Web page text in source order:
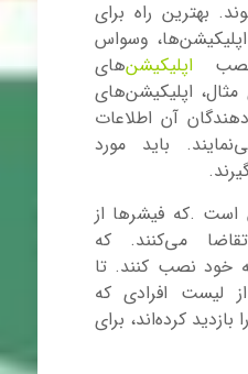
بهترین راه برای
ها، وسواس
نصباپلیکیشنهای
اپلیکیشنهای
آن اطلاعات
باید مورد
.که فیشرها از
تقاضا می‌کنند. که
خود نصب کنند. تا
لیست افرادی که
کرده‌اند، برای